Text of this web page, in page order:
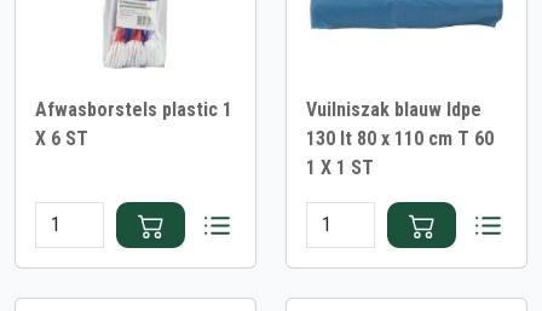
Afwasborstels plastic 1
X 6 ST
Vuilniszak blauw ldpe
130 lt 80 x 110 cm T 60
1 X 1 ST